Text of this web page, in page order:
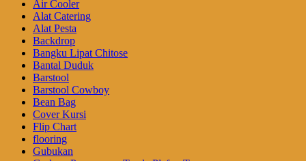
Air Cooler
Alat Catering
Alat Pesta
Backdrop
Bangku Lipat Chitose
Bantal Duduk
Barstool
Barstool Cowboy
Bean Bag
Cover Kursi
Flip Chart
flooring
Gubukan